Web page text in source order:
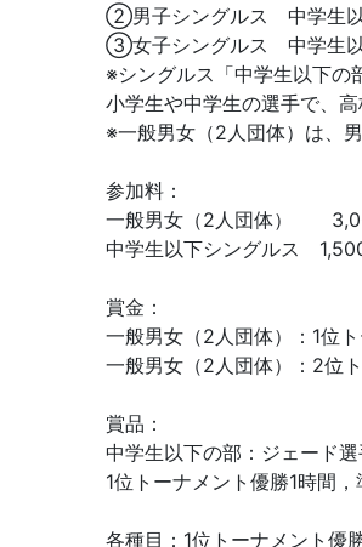
②男子シングルス 中学生
③女子シングルス 中学生
※シングルス「中学生以下の
小学生や中学生の選手で、
※一般男女（2人団体）は、
参加料：
一般男女（2人団体）
中学生以下シングルス
賞金：
一般男女（2人団体）：1
一般男女（2人団体）：2位
賞品：
中学生以下の部：ジェード
1位トーナメント優勝1時
各種目：1位トーナメント優